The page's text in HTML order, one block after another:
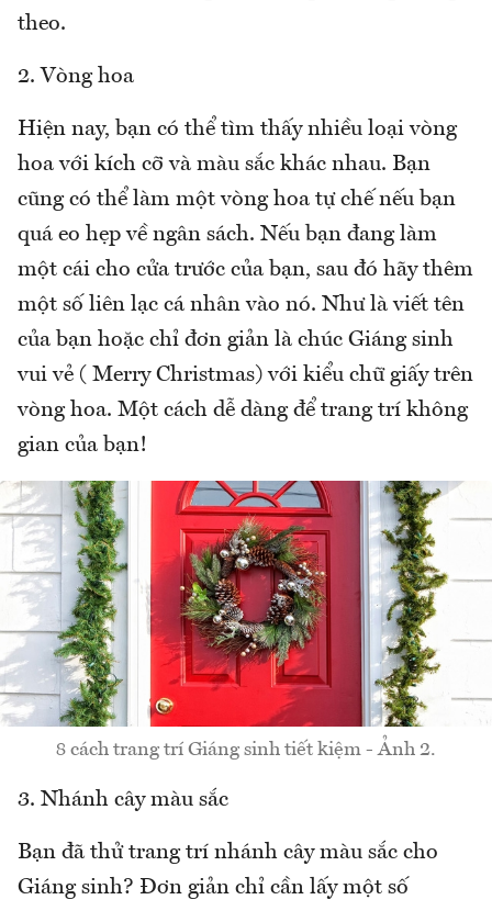
theo.
2. Vòng hoa
Hiện nay, bạn có thể tìm thấy nhiều loại vòng
hoa với kích cỡ và màu sắc khác nhau. Bạn
cũng có thể làm một vòng hoa tự chế nếu bạn
quá eo hẹp về ngân sách. Nếu bạn đang làm
một cái cho cửa trước của bạn, sau đó hãy thêm
một số liên lạc cá nhân vào nó. Như là viết tên
của bạn hoặc chỉ đơn giản là chúc Giáng sinh
vui vẻ ( Merry Christmas) với kiểu chữ giấy trên
vòng hoa. Một cách dễ dàng để trang trí không
gian của bạn!
8 cách trang trí Giáng sinh tiết kiệm - Ảnh 2.
3. Nhánh cây màu sắc
Bạn đã thử trang trí nhánh cây màu sắc cho
Giáng sinh? Đơn giản chỉ cần lấy một số